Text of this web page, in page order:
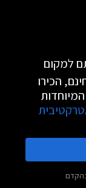
למקום
הכירו